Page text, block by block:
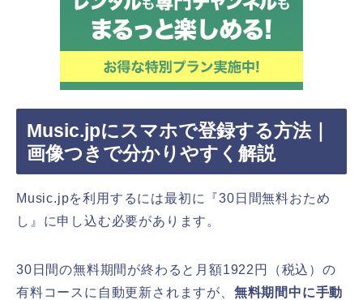
Music.jpにスマホで登録する方法｜
画像つきで分かりやすく解説
Music.jpを利用するには最初に『30日間無料おため
し』に申し込む必要があります。
30日間の無料期間が終わると月額1922円（税込）の
有料コースに自動更新されますが、 無料期間中に手動